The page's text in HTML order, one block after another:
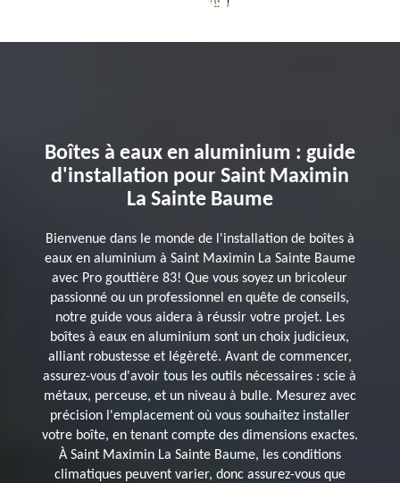
Boîtes à eaux en aluminium : guide
d'installation pour Saint Maximin
La Sainte Baume
Bienvenue dans le monde de l'installation de boîtes à
eaux en aluminium à Saint Maximin La Sainte Baume
avec Pro gouttière 83! Que vous soyez un bricoleur
passionné ou un professionnel en quête de conseils,
notre guide vous aidera à réussir votre projet. Les
boîtes à eaux en aluminium sont un choix judicieux,
alliant robustesse et légèreté. Avant de commencer,
assurez-vous d'avoir tous les outils nécessaires : scie à
métaux, perceuse, et un niveau à bulle. Mesurez avec
précision l'emplacement où vous souhaitez installer
votre boîte, en tenant compte des dimensions exactes.
À Saint Maximin La Sainte Baume, les conditions
climatiques peuvent varier, donc assurez-vous que